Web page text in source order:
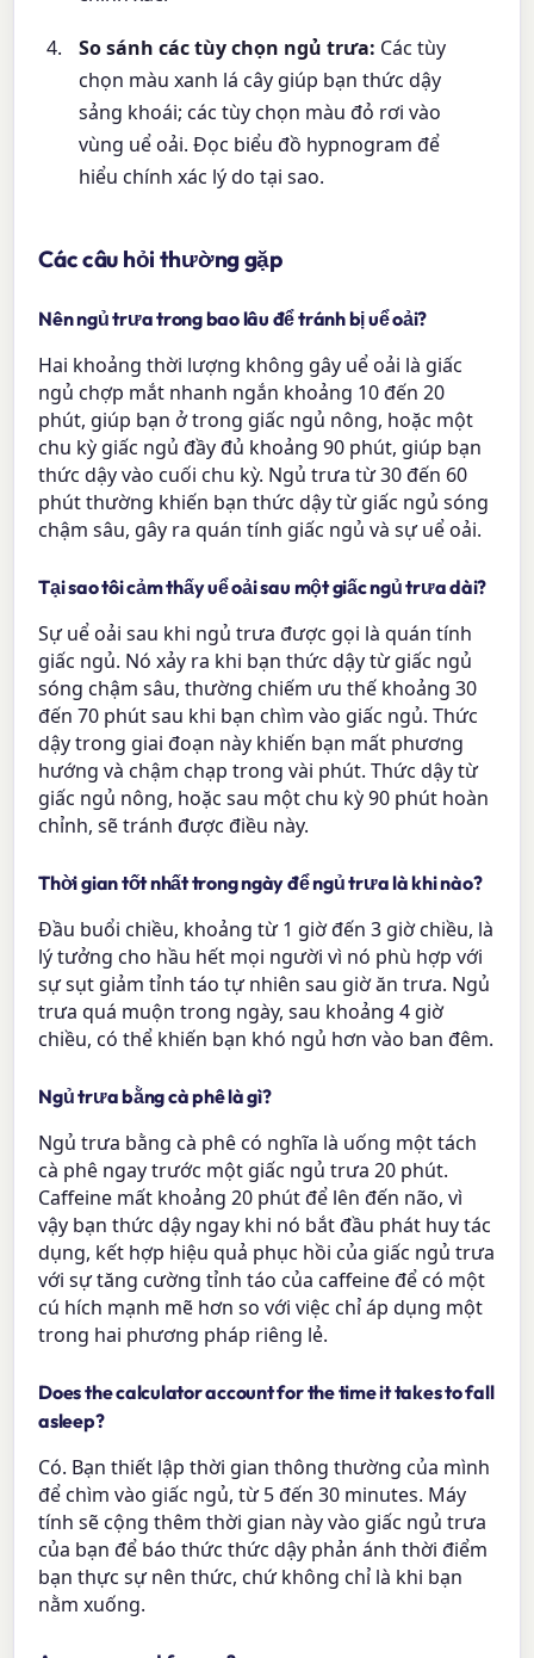
So sánh các tùy chọn ngủ trưa: Các tùy
chọn màu xanh lá cây giúp bạn thức dậy
sảng khoái; các tùy chọn màu đỏ rơi vào
vùng uể oải. Đọc biểu đồ hypnogram để
hiểu chính xác lý do tại sao.
Các câu hỏi thường gặp
Nên ngủ trưa trong bao lâu để tránh bị uể oải?
Hai khoảng thời lượng không gây uể oải là giấc
ngủ chợp mắt nhanh ngắn khoảng 10 đến 20
phút, giúp bạn ở trong giấc ngủ nông, hoặc một
chu kỳ giấc ngủ đầy đủ khoảng 90 phút, giúp bạn
thức dậy vào cuối chu kỳ. Ngủ trưa từ 30 đến 60
phút thường khiến bạn thức dậy từ giấc ngủ sóng
chậm sâu, gây ra quán tính giấc ngủ và sự uể oải.
Tại sao tôi cảm thấy uể oải sau một giấc ngủ trưa dài?
Sự uể oải sau khi ngủ trưa được gọi là quán tính
giấc ngủ. Nó xảy ra khi bạn thức dậy từ giấc ngủ
sóng chậm sâu, thường chiếm ưu thế khoảng 30
đến 70 phút sau khi bạn chìm vào giấc ngủ. Thức
dậy trong giai đoạn này khiến bạn mất phương
hướng và chậm chạp trong vài phút. Thức dậy từ
giấc ngủ nông, hoặc sau một chu kỳ 90 phút hoàn
chỉnh, sẽ tránh được điều này.
Thời gian tốt nhất trong ngày để ngủ trưa là khi nào?
Đầu buổi chiều, khoảng từ 1 giờ đến 3 giờ chiều, là
lý tưởng cho hầu hết mọi người vì nó phù hợp với
sự sụt giảm tỉnh táo tự nhiên sau giờ ăn trưa. Ngủ
trưa quá muộn trong ngày, sau khoảng 4 giờ
chiều, có thể khiến bạn khó ngủ hơn vào ban đêm.
Ngủ trưa bằng cà phê là gì?
Ngủ trưa bằng cà phê có nghĩa là uống một tách
cà phê ngay trước một giấc ngủ trưa 20 phút.
Caffeine mất khoảng 20 phút để lên đến não, vì
vậy bạn thức dậy ngay khi nó bắt đầu phát huy tác
dụng, kết hợp hiệu quả phục hồi của giấc ngủ trưa
với sự tăng cường tỉnh táo của caffeine để có một
cú hích mạnh mẽ hơn so với việc chỉ áp dụng một
trong hai phương pháp riêng lẻ.
Does the calculator account for the time it takes to fall
asleep?
Có. Bạn thiết lập thời gian thông thường của mình
để chìm vào giấc ngủ, từ 5 đến 30 minutes. Máy
tính sẽ cộng thêm thời gian này vào giấc ngủ trưa
của bạn để báo thức thức dậy phản ánh thời điểm
bạn thực sự nên thức, chứ không chỉ là khi bạn
nằm xuống.